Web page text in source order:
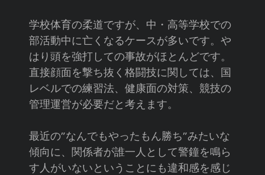
学校体育の柔道ですが、中・高等学校での
部活動中に亡くなるケースが多いです。や
はり頭を強打しての事故がほとんどです。
直接顔面を撃ち抜く格闘技に関しては、国
レベルでの練習法、健康面の対策、競技の
管理運営が必要だと考えます。
最近の”なんでもやったもん勝ち”みたいな
傾向に、関係者が誰一人として警鐘を鳴ら
す人がいないということにも違和感を感じ